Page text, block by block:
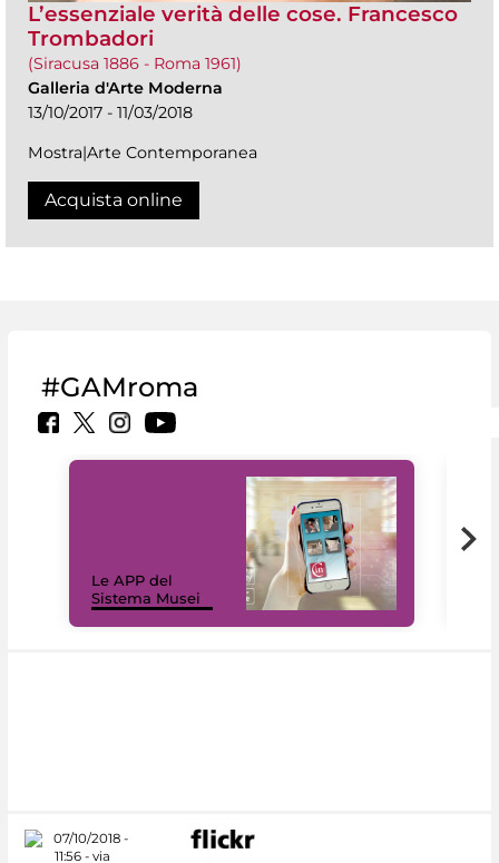
L’essenziale verità delle cose. Francesco
Trombadori
(Siracusa 1886 - Roma 1961)
Galleria d'Arte Moderna
13/10/2017 - 11/03/2018
Mostra|Arte Contemporanea
Acquista online
#GAMroma
Le APP del
Sistema Musei